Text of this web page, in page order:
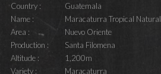
Country :
Guatemala
Name :
Maracaturra Tropical Natural
Area :
Nuevo Oriente
Production :
Santa Filomena
Altitude :
1,200m
Variety :
Maracaturra